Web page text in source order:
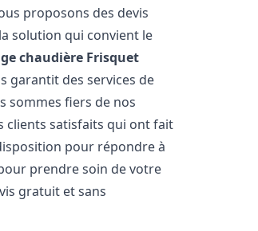
proposons des devis
solution qui convient le
chaudière Frisquet
garantit des services de
sommes fiers de nos
clients satisfaits qui ont fait
pour répondre à
prendre soin de votre
gratuit et sans